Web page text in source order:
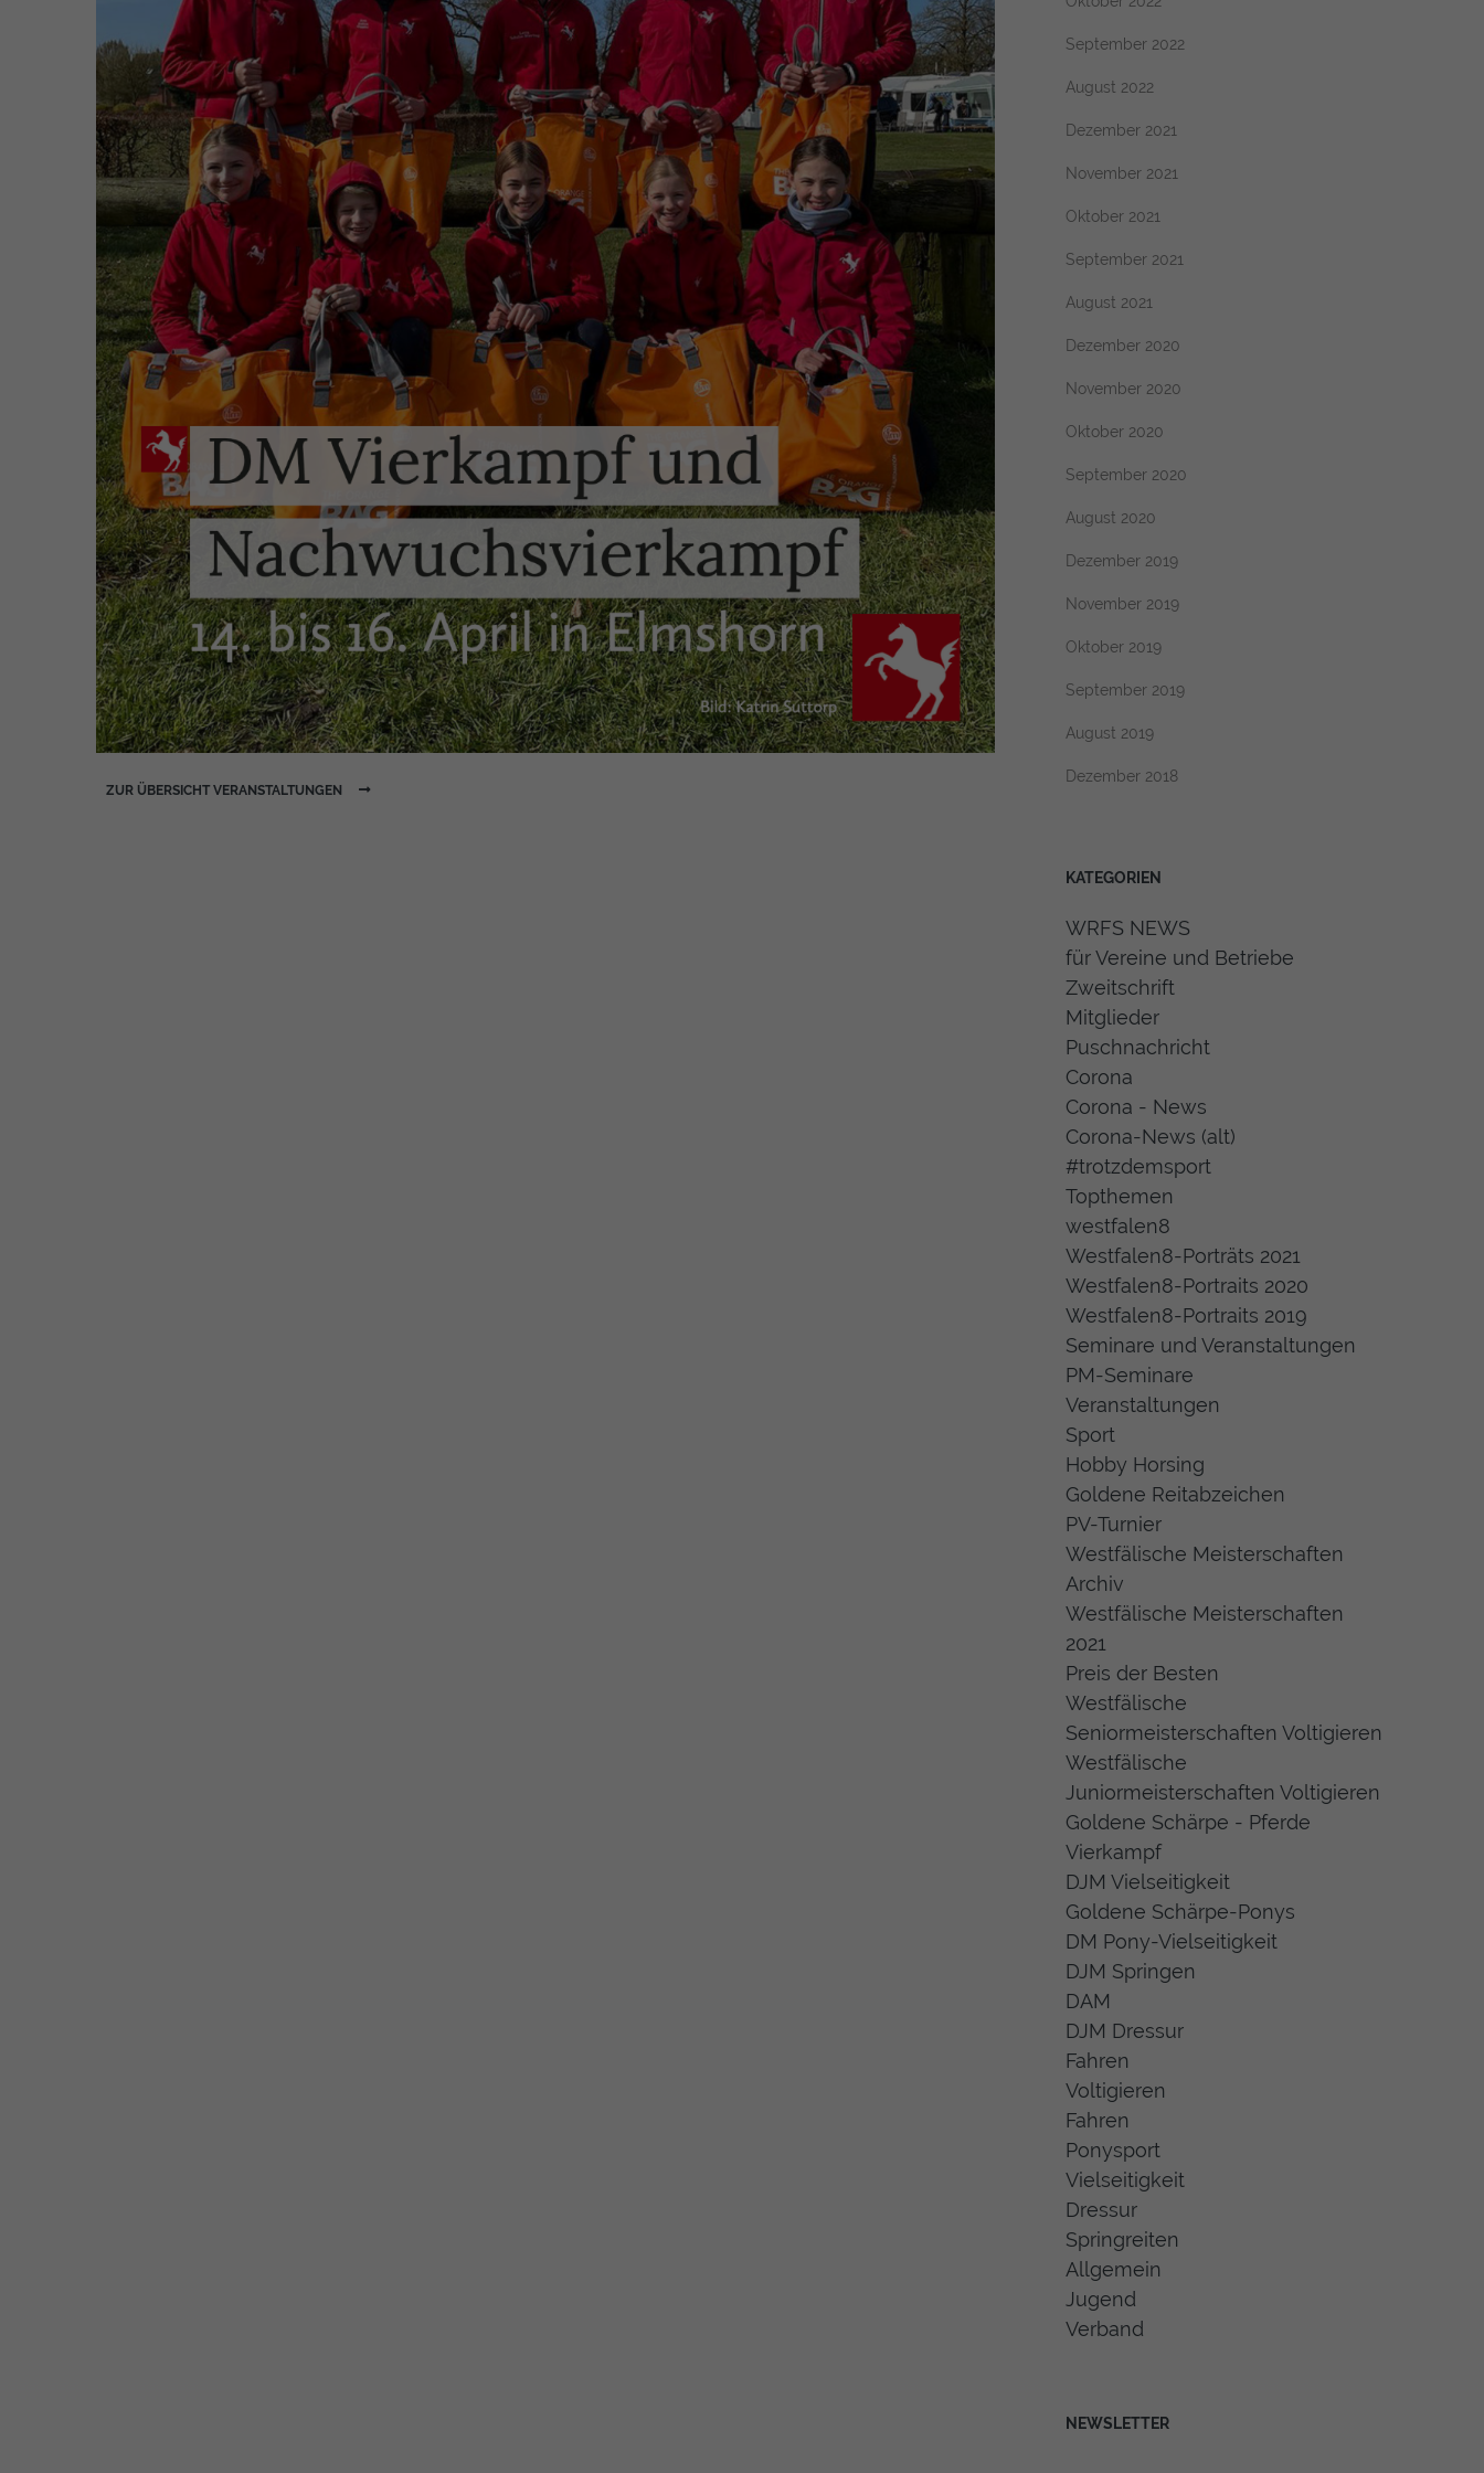
September 2022
August 2022
Dezember 2021
November 2021
Oktober 2021
September 2021
August 2021
Dezember 2020
November 2020
Oktober 2020
September 2020
August 2020
Dezember 2019
November 2019
Oktober 2019
September 2019
August 2019
Dezember 2018
KATEGORIEN
WRFS NEWS
für Vereine und Betriebe
Zweitschrift
Mitglieder
Puschnachricht
Corona
Corona - News
Corona-News (alt)
#trotzdemsport
Topthemen
westfalen8
Westfalen8-Porträts 2021
Westfalen8-Portraits 2020
Westfalen8-Portraits 2019
Seminare und Veranstaltungen
PM-Seminare
Veranstaltungen
Sport
Hobby Horsing
Goldene Reitabzeichen
PV-Turnier
Westfälische Meisterschaften
Archiv
Westfälische Meisterschaften
2021
Preis der Besten
Westfälische
Seniormeisterschaften Voltigieren
Westfälische
Juniormeisterschaften Voltigieren
Goldene Schärpe - Pferde
Vierkampf
DJM Vielseitigkeit
Goldene Schärpe-Ponys
DM Pony-Vielseitigkeit
DJM Springen
DAM
DJM Dressur
Fahren
Voltigieren
Fahren
Ponysport
Vielseitigkeit
Dressur
Springreiten
Allgemein
Jugend
Verband
NEWSLETTER
ZUR ÜBERSICHT VERANSTALTUNGEN